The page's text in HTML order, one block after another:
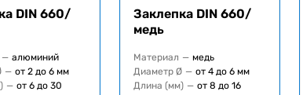
DIN 660/
— алюминий
— от 2 до 6 мм
— от 6 до 30
Заклепка DIN 660/
медь
Материал — медь
Диаметр Ø — от 4 до 6 мм
Длина (мм) — от 8 до 16